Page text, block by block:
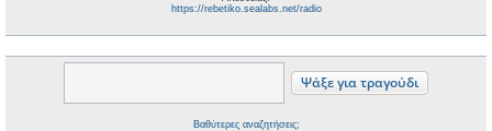
https://rebetiko.sealabs.net/radio
Βαθύτερες αναζητήσεις;